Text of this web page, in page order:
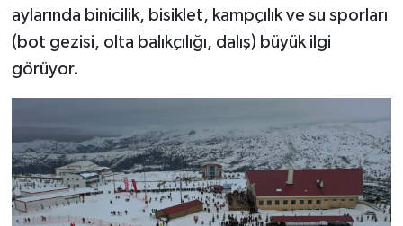
aylarında binicilik, bisiklet, kampçılık ve su sporları
(bot gezisi, olta balıkçılığı, dalış) büyük ilgi
görüyor.